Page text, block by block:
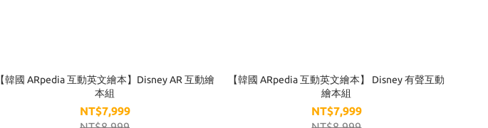
【韓國 ARpedia 互動英文繪本】Disney AR 互動繪
本組
NT$7,999
【韓國 ARpedia 互動英文繪本】 Disney 有聲互動
繪本組
NT$7,999